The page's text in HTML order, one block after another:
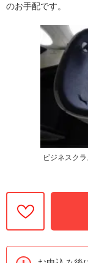
のお手配です。
ビジネスク